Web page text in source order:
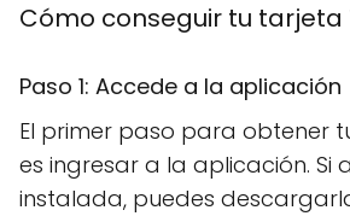
Cómo conseguir tu tarjeta
Paso 1: Accede a la aplicación
El primer paso para obtener
es ingresar a la aplicación. Si
instalada, puedes